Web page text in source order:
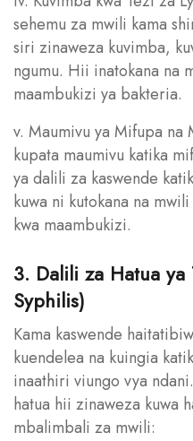
sehemu za mwili kama
siri zinaweza kuvimba,
ngumu. Hii inatokana na
maambukizi ya bakteria.
v. Maumivu ya Mifupa na
kupata maumivu katika
ya dalili za kaswende
kuwa ni kutokana na
kwa maambukizi.
3. Dalili za Hatua ya
Syphilis)
Kama kaswende
kuendelea na kuingia
inaathiri viungo vya
hatua hii zinaweza kuwa
mbalimbali za mwili: